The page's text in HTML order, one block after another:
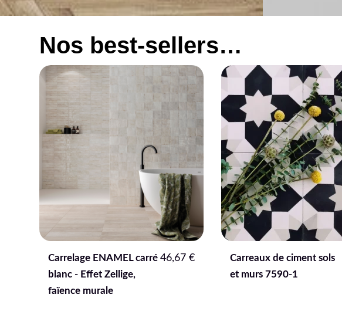
Nos best-sellers…
Carreaux de ciment sols
et murs 7590-1
82,66€
Faïence PLINTO Mat in
grège - carrelage murs